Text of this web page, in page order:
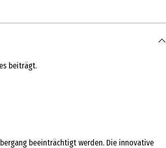
beiträgt.
beeinträchtigt werden. Die innovative